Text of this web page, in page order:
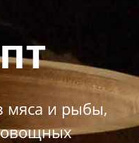
мяса и рыбы,
овощных